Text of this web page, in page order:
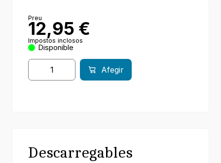
Preu
12,95 €
Impostos inclosos
Disponible
Afegir
Descarregables